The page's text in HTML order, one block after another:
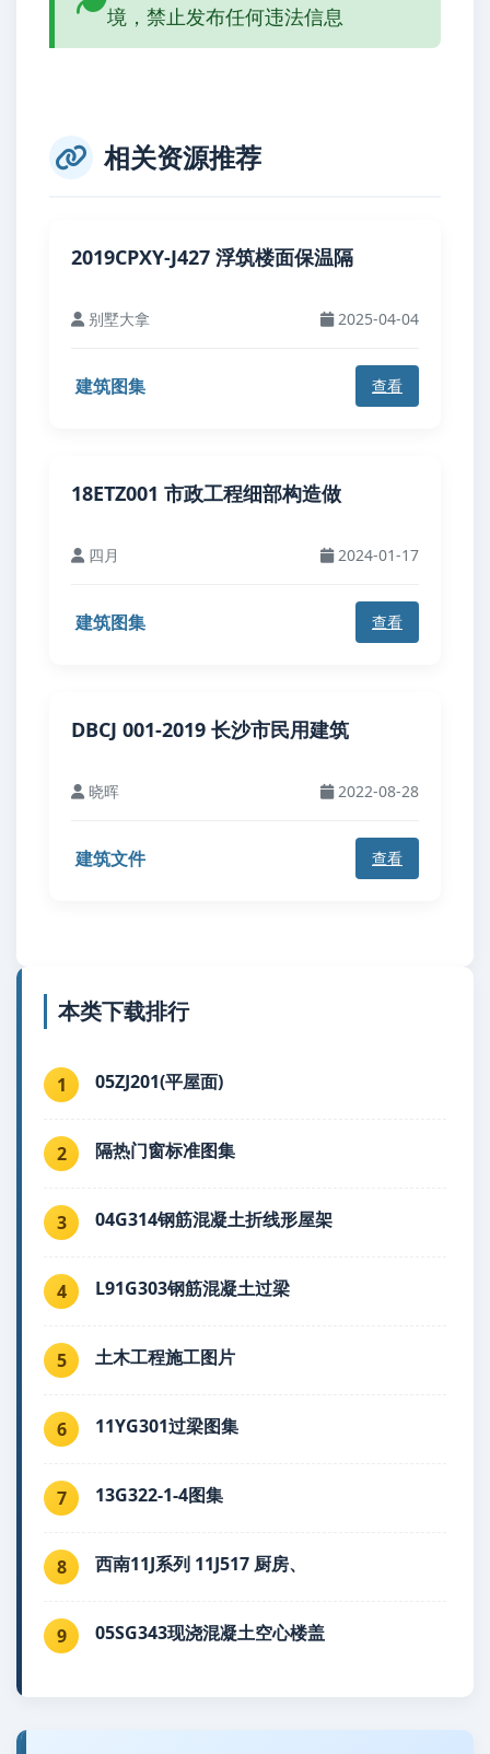
境，禁止发布任何违法信息
相关资源推荐
2019CPXY-J427 浮筑楼面保温隔
别墅大拿 2025-04-04
建筑图集 查看
18ETZ001 市政工程细部构造做
四月 2024-01-17
建筑图集 查看
DBCJ 001-2019 长沙市民用建筑
晓晖 2022-08-28
建筑文件 查看
本类下载排行
1 05ZJ201(平屋面)
2 隔热门窗标准图集
3 04G314钢筋混凝土折线形屋架
4 L91G303钢筋混凝土过梁
5 土木工程施工图片
6 11YG301过梁图集
7 13G322-1-4图集
8 西南11J系列 11J517 厨房、
9 05SG343现浇混凝土空心楼盖